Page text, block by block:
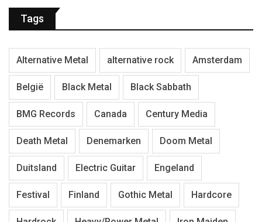
Tags
Alternative Metal alternative rock Amsterdam
België Black Metal Black Sabbath
BMG Records Canada Century Media
Death Metal Denemarken Doom Metal
Duitsland Electric Guitar Engeland
Festival Finland Gothic Metal Hardcore